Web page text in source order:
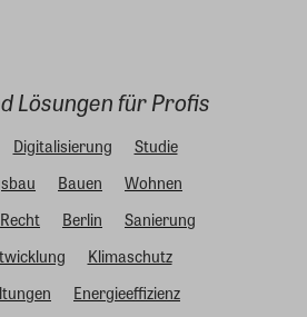
Lösungen für Profis
Digitalisierung
Studie
Bauen
Wohnen
Recht Berlin
Sanierung
Klimaschutz
Energieeffizienz